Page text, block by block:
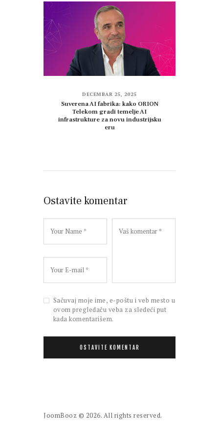
DECEMBAR 25, 2025
Suverena AI fabrika: kako ORION
Telekom gradi temelje AI
infrastrukture za novu industrijsku
eru
Ostavite komentar
Sačuvaj moje ime, e-poštu i veb mesto u
ovom pregledaču veba za sledeći put
kada komentarišem.
JoomBooz © 2026. All rights reserved.